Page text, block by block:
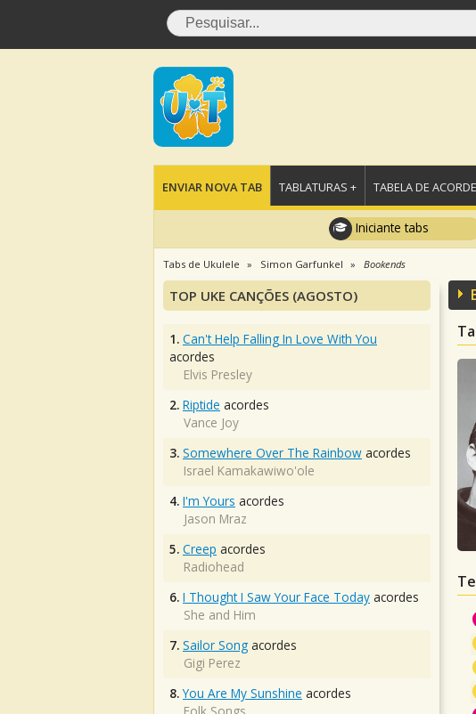
ENVIAR NOVA TAB TABLATURAS + TABELA DE
Iniciante tabs
Tabs de Ukulele Simon Garfunkel Bookends
TOP UKE CANÇÕES (AGOSTO)
1. Can't Help Falling In Love With You
acordes
Elvis Presley
2. Riptide acordes
Vance Joy
3. Somewhere Over The Rainbow acordes
Israel Kamakawiwo'ole
4. I'm Yours acordes
Jason Mraz
5. Creep acordes
Radiohead
6. I Thought I Saw Your Face Today acordes
She and Him
7. Sailor Song acordes
Gigi Perez
8. You Are My Sunshine acordes